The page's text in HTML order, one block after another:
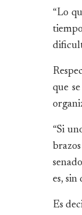
“Lo
que
“Si
es, sin
Es